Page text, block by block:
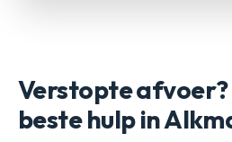
Verstopte
beste hulp in